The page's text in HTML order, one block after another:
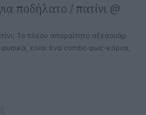
ποδήλατο / πατίνι @
Το πλέον απαραίτητο αξεσουάρ
είναι ένα combo φως-κόρνα,